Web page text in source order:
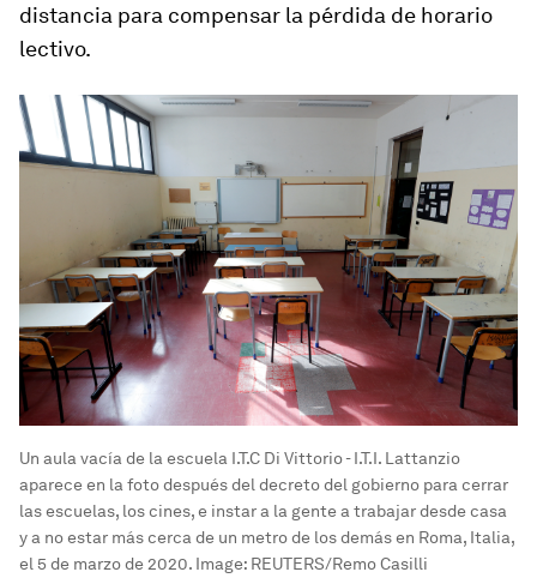
distancia para compensar la pérdida de horario
lectivo.
Un aula vacía de la escuela I.T.C Di Vittorio - I.T.I. Lattanzio
aparece en la foto después del decreto del gobierno para cerrar
las escuelas, los cines, e instar a la gente a trabajar desde casa
y a no estar más cerca de un metro de los demás en Roma, Italia,
el 5 de marzo de 2020. Image: REUTERS/Remo Casilli